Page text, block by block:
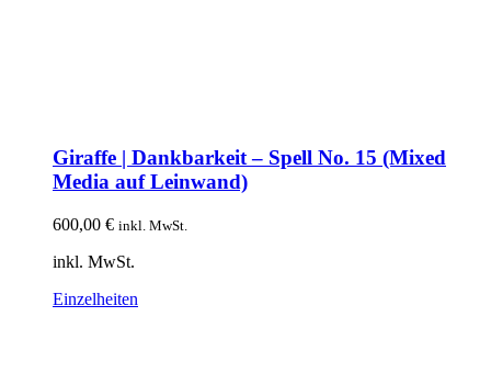
Giraffe | Dankbarkeit – Spell No. 15 (Mixed
Media auf Leinwand)
600,00 € inkl. MwSt.
inkl. MwSt.
Einzelheiten